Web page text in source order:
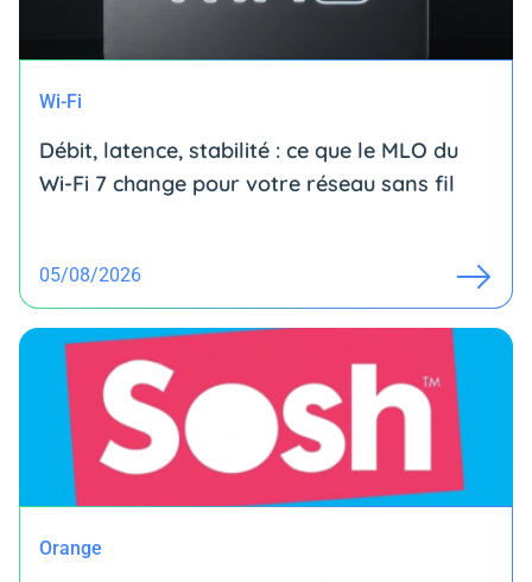
Wi-Fi
Débit, latence, stabilité : ce que le MLO du
Wi-Fi 7 change pour votre réseau sans fil
05/08/2026
Orange